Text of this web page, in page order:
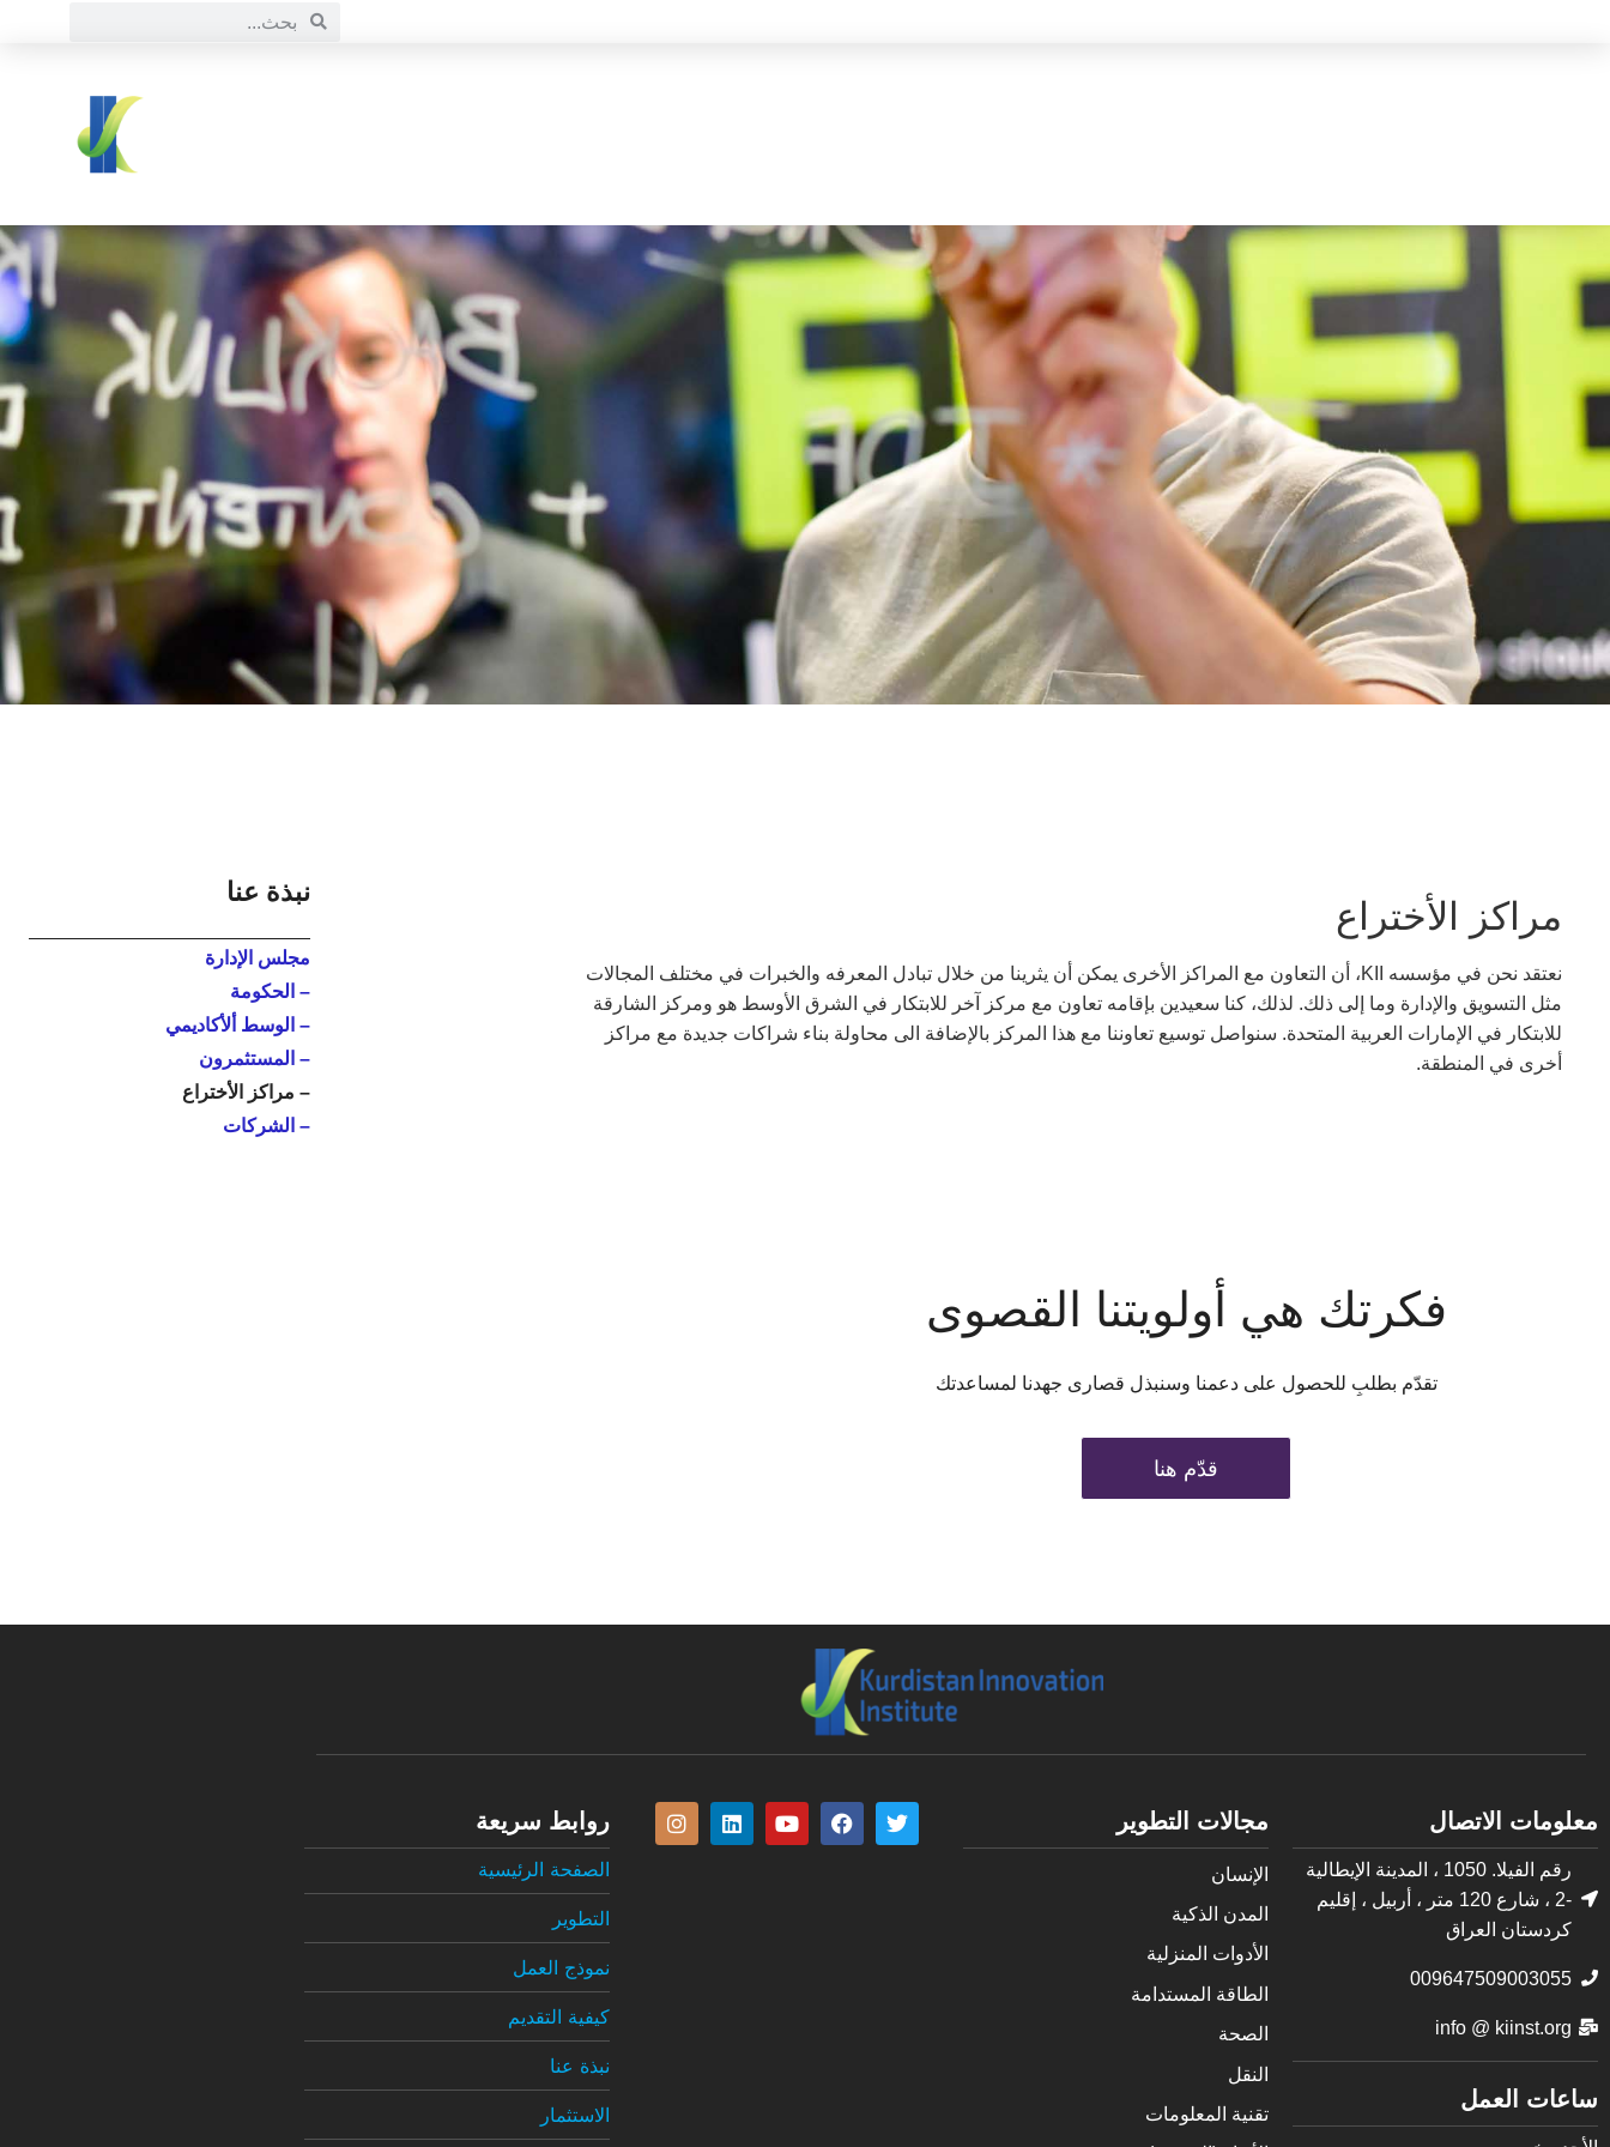
مراكز الأختراع
نعتقد نحن في مؤسسه KII، أن التعاون مع المراكز الأخرى يمكن أن يثرينا من خلال تبادل المعرفه والخبرات في مختلف المجالات
مثل التسويق والإدارة وما إلى ذلك. لذلك، كنا سعيدين بإقامه تعاون مع مركز آخر للابتكار في الشرق الأوسط هو ومركز الشارقة
للابتكار في الإمارات العربية المتحدة. سنواصل توسيع تعاوننا مع هذا المركز بالإضافة الى محاولة بناء شراكات جديدة مع مراكز
أخرى في المنطقة.
نبذة عنا
مجلس الإدارة
– الحکومة
– الوسط ألأكاديمي
– المستثمرون
– مراكز الأختراع
– الشركات
فكرتك هي أولويتنا القصوى
تقدّم بطلبِ للحصول على دعمنا وسنبذل قصارى جهدنا لمساعدتك
قدّم هنا
معلومات الاتصال
رقم الفيلا. 1050 ، المدينة الإيطالية
-2 ، شارع 120 متر ، أربيل ، إقليم
كردستان العراق
009647509003055
info @ kiinst.org
ساعات العمل
مجالات التطوير
الإنسان
المدن الذكية
الأدوات المنزلية
الطاقة المستدامة
الصحة
النقل
تقنية المعلومات
روابط سريعة
الصفحة الرئيسية
التطوير
نموذج العمل
كيفية التقديم
نبذة عنا
الاستثمار